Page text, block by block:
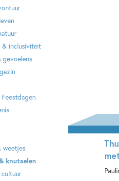
& inclusiviteit
gevoelens
weetjes
knutselen